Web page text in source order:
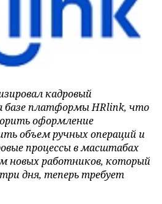
кадровый
базе платформы HRlink, что
оформление
объем ручных операций и
процессы в масштабах
новых работников, который
дня, теперь требует